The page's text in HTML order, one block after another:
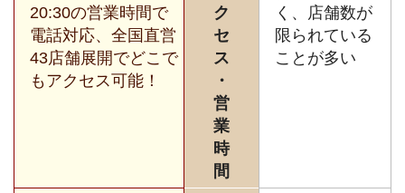
20:30の営業時間で
電話対応、全国直営
43店舗展開でどこで
もアクセス可能！
ク
セ
ス
・
営
業
時
間
く、店舗数が
限られている
ことが多い